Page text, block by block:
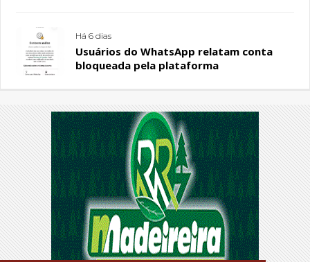
Há 6 dias
Usuários do WhatsApp relatam conta
bloqueada pela plataforma